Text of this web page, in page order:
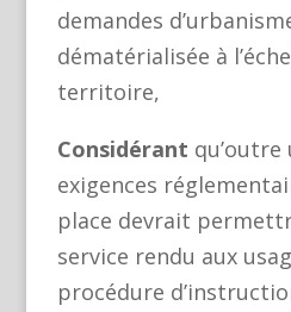
demandes
dématérialisée à
territoire,
Considérant
exigences
place devrait
service rendu aux
procédure